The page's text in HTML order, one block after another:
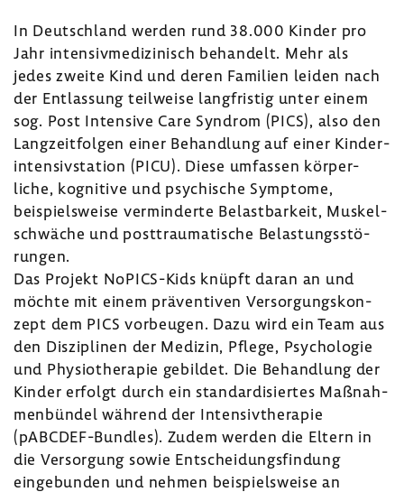
In Deutsch­land werden rund 38.000 Kinder pro
Jahr inten­siv­me­di­zi­nisch behan­delt. Mehr als
jedes zweite Kind und deren Fami­lien leiden nach
der Entlas­sung teil­weise lang­fristig unter einem
sog. Post Inten­sive Care Syndrom (PICS), also den
Lang­zeit­folgen einer Behand­lung auf einer Kinder­
in­ten­siv­sta­tion (PICU). Diese umfassen körper­
liche, kogni­tive und psychi­sche Symptome,
beispiels­weise vermin­derte Belast­bar­keit, Muskel­
schwäche und post­trau­ma­ti­sche Belas­tungs­stö­
rungen.
Das Projekt NoPICS-​Kids knüpft daran an und
möchte mit einem präven­tiven Versor­gungs­kon­
zept dem PICS vorbeugen. Dazu wird ein Team aus
den Diszi­plinen der Medizin, Pflege, Psycho­logie
und Physio­the­rapie gebildet. Die Behand­lung der
Kinder erfolgt durch ein stan­dar­di­siertes Maßnah­
men­bündel während der Inten­siv­the­rapie
(pABCDEF-​Bundles). Zudem werden die Eltern in
die Versor­gung sowie Entschei­dungs­fin­dung
einge­bunden und nehmen beispiels­weise an